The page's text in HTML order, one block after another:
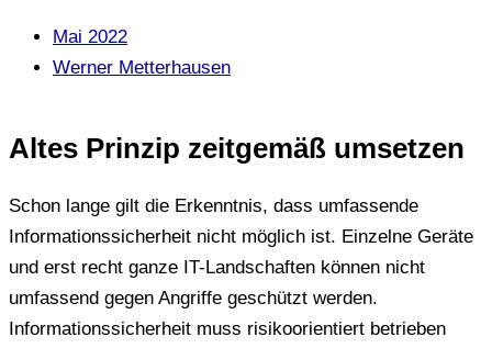
Mai 2022
Werner Metterhausen
Altes Prinzip zeitgemäß umsetzen
Schon lange gilt die Erkenntnis, dass umfassende
Informationssicherheit nicht möglich ist. Einzelne Geräte
und erst recht ganze IT-Landschaften können nicht
umfassend gegen Angriffe geschützt werden.
Informationssicherheit muss risikoorientiert betrieben